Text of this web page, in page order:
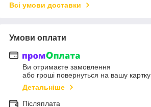
Всі умови доставки
Умови оплати
Ви отримаєте замовлення
або гроші повернуться на вашу картку
Детальніше
Післяплата